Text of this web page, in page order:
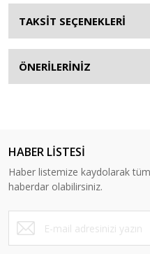
TAKSİT SEÇENEKLERİ
ÖNERİLERİNİZ
HABER LİSTESİ
Haber listemize kaydolarak
haberdar olabilirsiniz.